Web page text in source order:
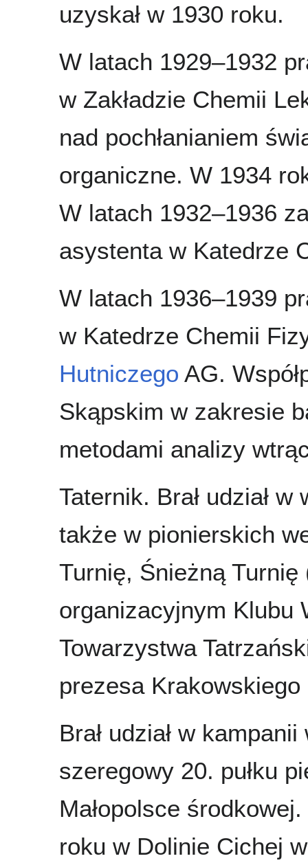
uzyskał w 1930 roku.
W latach 1929–1932
w Zakładzie Chemii
nad pochłanianiem
organiczne. W 1934
W latach 1932–1936
asystenta w Katedrze
W latach 1936–1939
w Katedrze Chemii
Hutniczego AG.
Skąpskim w zakresie
metodami analizy
Taternik. Brał udział
także w pionierskich
Turnię, Śnieżną Turnię
organizacyjnym Klubu
Towarzystwa
prezesa Krakowskiego
Brał udział w
szeregowy 20. pułku
Małopolsce
roku w Dolinie Cichej